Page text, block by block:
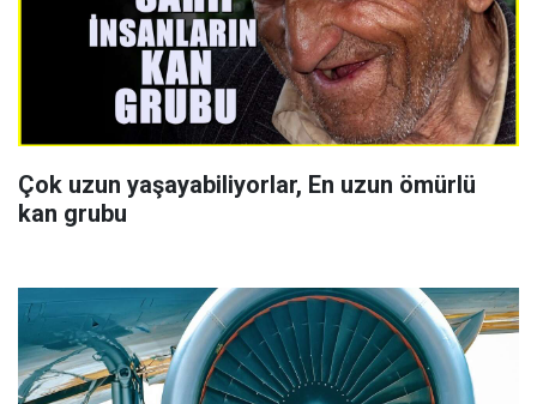
Çok uzun yaşayabiliyorlar, En uzun ömürlü
kan grubu